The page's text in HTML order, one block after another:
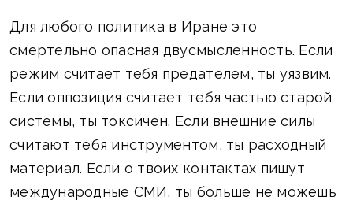
Для любого политика в Иране это
смертельно опасная двусмысленность. Если
режим считает тебя предателем, ты уязвим.
Если оппозиция считает тебя частью старой
системы, ты токсичен. Если внешние силы
считают тебя инструментом, ты расходный
материал. Если о твоих контактах пишут
международные СМИ, ты больше не можешь